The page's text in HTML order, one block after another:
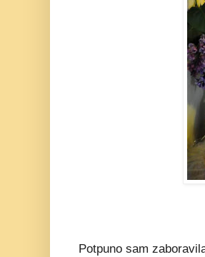
Potpuno sam